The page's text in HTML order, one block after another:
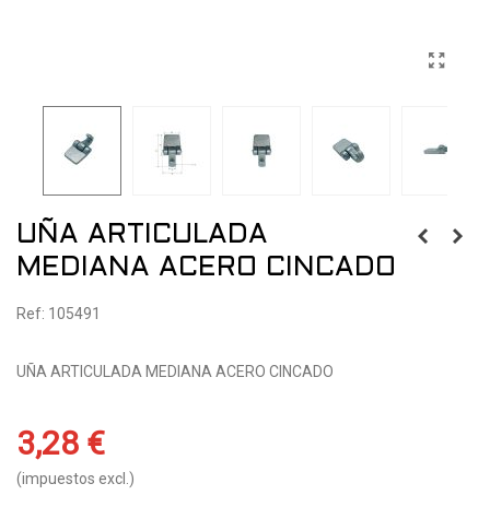
UÑA ARTICULADA
MEDIANA ACERO CINCADO
Ref: 105491
UÑA ARTICULADA MEDIANA ACERO CINCADO
3,28 €
(impuestos excl.)